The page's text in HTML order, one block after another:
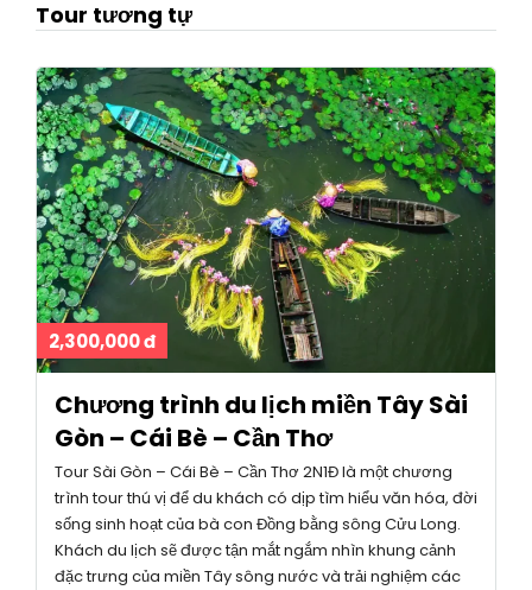
Tour tương tự
2,300,000 đ
Chương trình du lịch miền Tây Sài
Gòn – Cái Bè – Cần Thơ
Tour Sài Gòn – Cái Bè – Cần Thơ 2N1Đ là một chương
trình tour thú vị để du khách có dịp tìm hiểu văn hóa, đời
sống sinh hoạt của bà con Đồng bằng sông Cửu Long.
Khách du lịch sẽ được tận mắt ngắm nhìn khung cảnh
đặc trưng của miền Tây sông nước và trải nghiệm các